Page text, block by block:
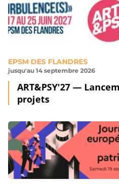
EPSM DES FLANDRES
jusqu'au 14 septembre 2026
ART&PSY'27 —
projets